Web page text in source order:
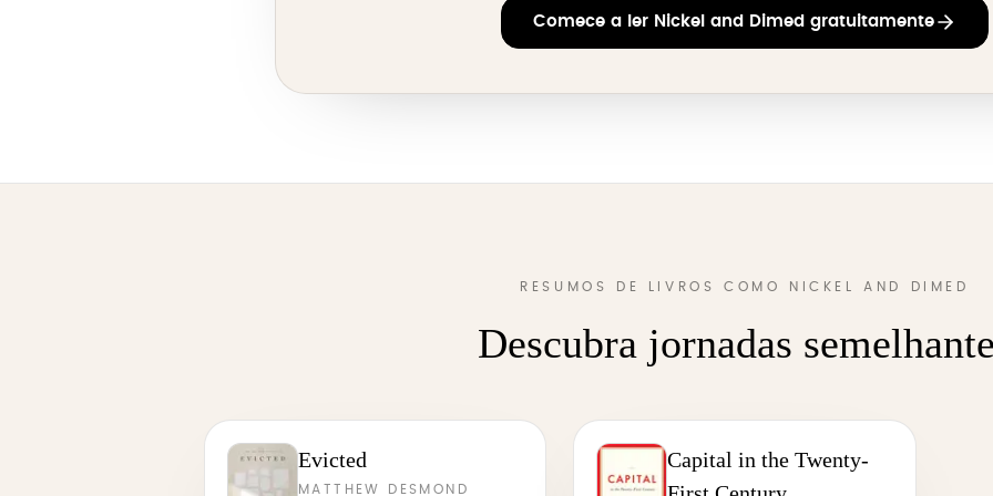
Comece a ler Nickel and Dimed gratuitamente
RESUMOS DE LIVROS COMO NICKEL AND DIMED
Descubra jornadas
Evicted
MATTHEW DESMOND
Capital in the Twenty-